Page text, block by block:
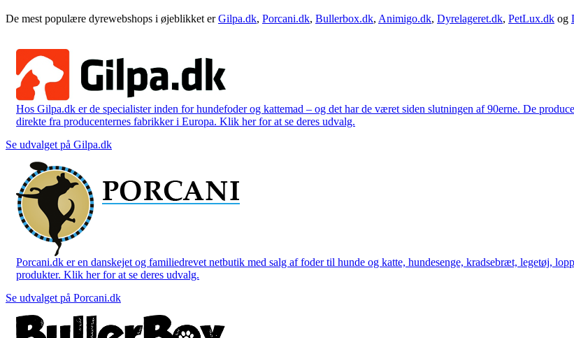
De mest populære dyrewebshops i øjeblikket erGilpa.dk, Porcani.dk, Bullerbox.dk, Animigo.dk, Dyrelageret.dk, PetLux.dk og
Hos Gilpa.dk er de specialister inden for hundefoder og kattemad – og det har de været siden slutningen af 90erne. De
direkte fra producenternes fabrikker i Europa. Klik her for at se deres udvalg.
Se udvalget på Gilpa.dk
Porcani.dk er en danskejet og familiedrevet netbutik med salg af foder til hunde og katte, hundesenge, kradsebræt, legetøj,
produkter. Klik her for at se deres udvalg.
Se udvalget på Porcani.dk